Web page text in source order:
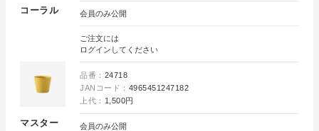
コーラル 会員のみ公開
ご注文には
ログイン してください
マスター
品番： 24718
JANコード： 4965451247182
上代： 1,500円
会員のみ公開